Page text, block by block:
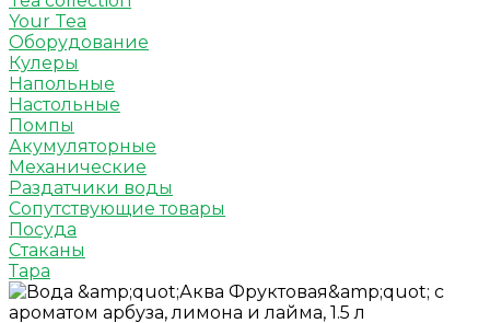
Your Tea
Оборудование
Кулеры
Напольные
Настольные
Помпы
Акумуляторные
Механические
Раздатчики воды
Сопутствующие товары
Посуда
Стаканы
Тара